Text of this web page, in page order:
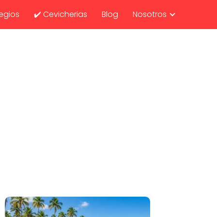
✔️ Cevicherias Blog Nosotros